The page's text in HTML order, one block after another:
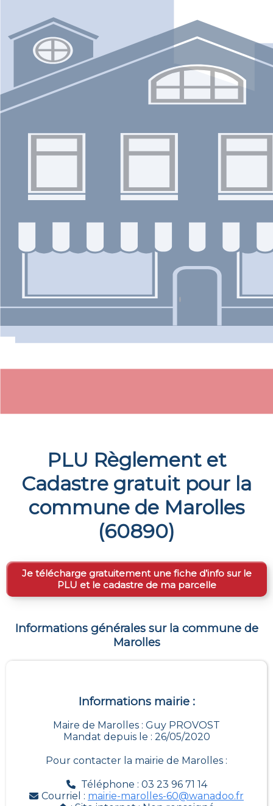
PLU Règlement et
Cadastre gratuit pour la
commune de Marolles
(60890)
Je télécharge gratuitement une fiche d’info sur le
PLU et le cadastre de ma parcelle
Informations générales sur la commune de
Marolles
Informations mairie :
Maire de Marolles : Guy PROVOST
Mandat depuis le : 26/05/2020
Pour contacter la mairie de Marolles :
Téléphone : 03 23 96 71 14
Courriel : mairie-marolles-60@wanadoo.fr